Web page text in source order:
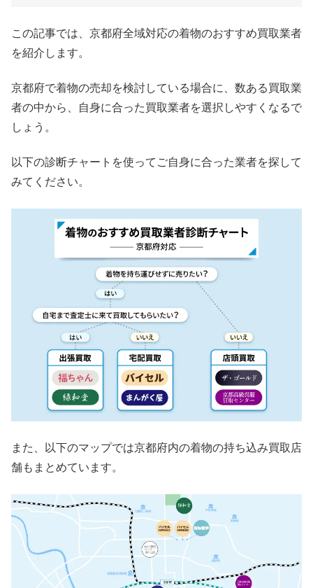
この記事では、京都府全域対応の着物のおすすめ買取業者
を紹介します。
京都府で着物の売却を検討している場合に、数ある買取業
者の中から、自身に合った買取業者を選択しやすくなるで
しょう。
以下の診断チャートを使ってご自身に合った業者を探して
みてください。
また、以下のマップでは京都府内の着物の持ち込み買取店
舗もまとめています。